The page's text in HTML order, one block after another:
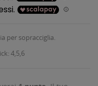
per sopracciglia.
4,5,6